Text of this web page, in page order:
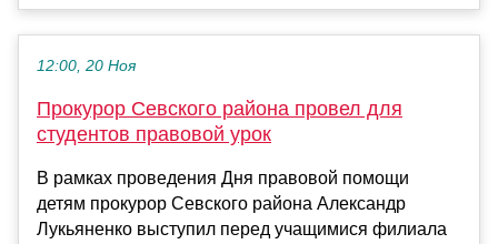
12:00, 20 Ноя
Прокурор Севского района провел для
студентов правовой урок
В рамках проведения Дня правовой помощи
детям прокурор Севского района Александр
Лукьяненко выступил перед учащимися филиала